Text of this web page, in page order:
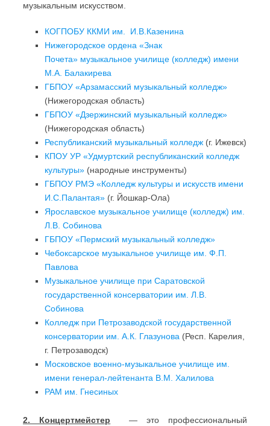
музыкальным искусством.
КОГПОБУ ККМИ им. И.В.Казенина
Нижегородское ордена «Знак
Почета» музыкальное училище (колледж) имени
М.А. Балакирева
ГБПОУ «Арзамасский музыкальный колледж»
(Нижегородская область)
ГБПОУ «Дзержинский музыкальный колледж»
(Нижегородская область)
Республиканский музыкальный колледж (г. Ижевск)
КПОУ УР «Удмуртский республиканский колледж
культуры» (народные инструменты)
ГБПОУ РМЭ «Колледж культуры и искусств имени
И.С.Палантая» (г. Йошкар-Ола)
Ярославское музыкальное училище (колледж) им.
Л.В. Собинова
ГБПОУ «Пермский музыкальный колледж»
Чебоксарское музыкальное училище им. Ф.П.
Павлова
Музыкальное училище при Саратовской
государственной консерватории им. Л.В.
Собинова
Колледж при Петрозаводской государственной
консерватории им. А.К. Глазунова (Респ. Карелия,
г. Петрозаводск)
Московское военно-музыкальное училище им.
имени генерал-лейтенанта В.М. Халилова
РАМ им. Гнесиных
2. Концертмейстер — это профессиональный